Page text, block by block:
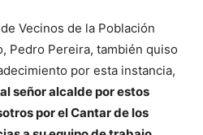
Vecinos de la Población
Pedro Pereira, también quiso
por esta instancia,
señor alcalde por estos
por el Cantar de los